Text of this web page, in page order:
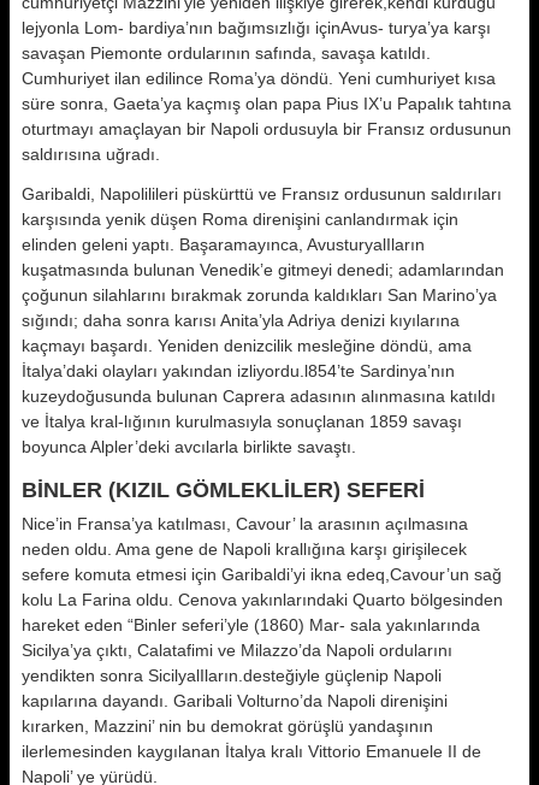
lejyonla Lom- bardiya’nın bağımsızlığı içinAvus- turya’ya karşı
savaşan Piemonte ordularının safında, savaşa katıldı.
Cumhuriyet ilan edilince Roma’ya döndü. Yeni cumhuriyet kısa
süre sonra, Gaeta’ya kaçmış olan papa Pius IX’u Papalık tahtına
oturtmayı amaçlayan bir Napoli ordusuyla bir Fransız ordusunun
saldırısına uğradı.
Garibaldi, Napolilileri püskürttü ve Fransız ordusunun saldırıları
karşısında yenik düşen Roma direnişini canlandırmak için
elinden geleni yaptı. Başaramayınca, AvusturyalIların
kuşatmasında bulunan Venedik’e gitmeyi denedi; adamlarından
çoğunun silahlarını bırakmak zorunda kaldıkları San Marino’ya
sığındı; daha sonra karısı Anita’yla Adriya denizi kıyılarına
kaçmayı başardı. Yeniden denizcilik mesleğine döndü, ama
İtalya’daki olayları yakından izliyordu.l854’te Sardinya’nın
kuzeydoğusunda bulunan Caprera adasının alınmasına katıldı
ve İtalya kral-lığının kurulmasıyla sonuçlanan 1859 savaşı
boyunca Alpler’deki avcılarla birlikte savaştı.
BİNLER (KIZIL GÖMLEKLİLER) SEFERİ
Nice’in Fransa’ya katılması, Cavour’ la arasının açılmasına
neden oldu. Ama gene de Napoli krallığına karşı girişilecek
sefere komuta etmesi için Garibaldi’yi ikna edeq,Cavour’un sağ
kolu La Farina oldu. Cenova yakınlarındaki Quarto bölgesinden
hareket eden “Binler seferi’yle (1860) Mar- sala yakınlarında
Sicilya’ya çıktı, Calatafimi ve Milazzo’da Napoli ordularını
yendikten sonra SicilyalIların.desteğiyle güçlenip Napoli
kapılarına dayandı. Garibali Volturno’da Napoli direnişini
kırarken, Mazzini’ nin bu demokrat görüşlü yandaşının
ilerlemesinden kaygılanan İtalya kralı Vittorio Emanuele II de
Napoli’ ye yürüdü.